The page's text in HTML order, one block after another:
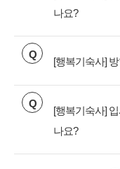
나요?
Q
[행복기숙사]
Q
[행복기숙사]
나요?